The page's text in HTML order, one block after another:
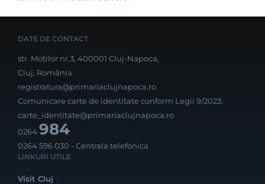
DATE DE CONTACT
str. Moților nr.3, 400001 Cluj-Napoca,
Cluj, România
registratura@primariaclujnapoca.ro
Comunicare carte de identitate conform Legii 9/2023:
carte_identitate@primariaclujnapoca.ro
0264984
0264 596 030 - Centrala telefonica
LINKURI UTILE
Visit Cluj